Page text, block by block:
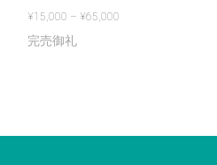
¥15,000 – ¥65,000